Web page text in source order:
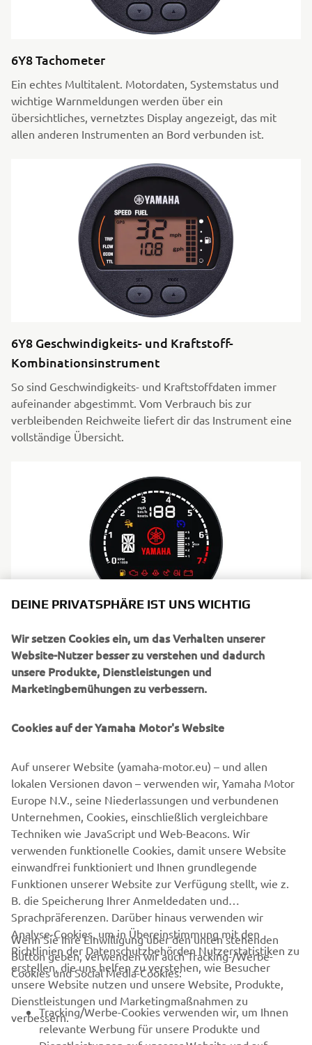
6Y8 Tachometer
Ein echtes Multitalent. Motordaten, Systemstatus und
wichtige Warnmeldungen werden über ein
übersichtliches, vernetztes Display angezeigt, das mit
allen anderen Instrumenten an Bord verbunden ist.
6Y8 Geschwindigkeits- und Kraftstoff-
Kombinationsinstrument
So sind Geschwindigkeits- und Kraftstoffdaten immer
aufeinander abgestimmt. Vom Verbrauch bis zur
verbleibenden Reichweite liefert dir das Instrument eine
vollständige Übersicht.
Digitaler 6VM Drehzahlmesser
Mit dem digitalen 6VM Drehzahlmesser erhältst Du alle
Daten, die Du als erfahrener Skipper brauchst – die
Drehzahl, Trimmung, Kraftstoff, Spannung und
Warnmeldungen werden in klarer, leicht verständlicher
aktualisiert, so dass Du immer weißt, was unter der
Verkleidung vor sich geht.
FINDE DEN NÄCHSTGELEGENEN HÄNDLER
UNTERNEHMEN
B2B
MEHR YAMAHA
DEINE PRIVATSPHÄRE IST UNS WICHTIG
Wir setzen Cookies ein, um das Verhalten unserer
Website-Nutzer besser zu verstehen und dadurch
unsere Produkte, Dienstleistungen und
Marketingbemühungen zu verbessern.
Cookies auf der Yamaha Motor's Website
Auf unserer Website (yamaha-motor.eu) – und allen
lokalen Versionen davon – verwenden wir, Yamaha Motor
Europe N.V., seine Niederlassungen und verbundenen
Unternehmen, Cookies, einschließlich vergleichbare
Techniken wie JavaScript und Web-Beacons. Wir
verwenden funktionelle Cookies, damit unsere Website
einwandfrei funktioniert und Ihnen grundlegende
Funktionen unserer Website zur Verfügung stellt, wie z.
B. die Speicherung Ihrer Anmeldedaten und
Sprachpräferenzen. Darüber hinaus verwenden wir
Analyse-Cookies, um in Übereinstimmung mit den
Richtlinien der Datenschutzbehörden Nutzerstatistiken zu
erstellen, die uns helfen zu verstehen, wie Besucher
unsere Website nutzen und unsere Website, Produkte,
Dienstleistungen und Marketingmaßnahmen zu
verbessern.
Wenn Sie Ihre Einwilligung über den unten stehenden
Button geben, verwenden wir auch Tracking-/Werbe-
Cookies und Social Media-Cookies:
Tracking/Werbe-Cookies verwenden wir, um Ihnen
relevante Werbung für unsere Produkte und